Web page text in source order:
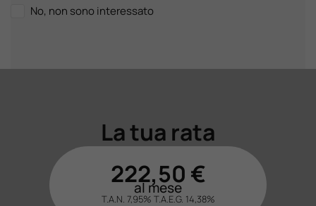
No, non sono interessato
La tua rata
222,50 €
al mese
T.A.N. 7,95% T.A.E.G. 14,38%